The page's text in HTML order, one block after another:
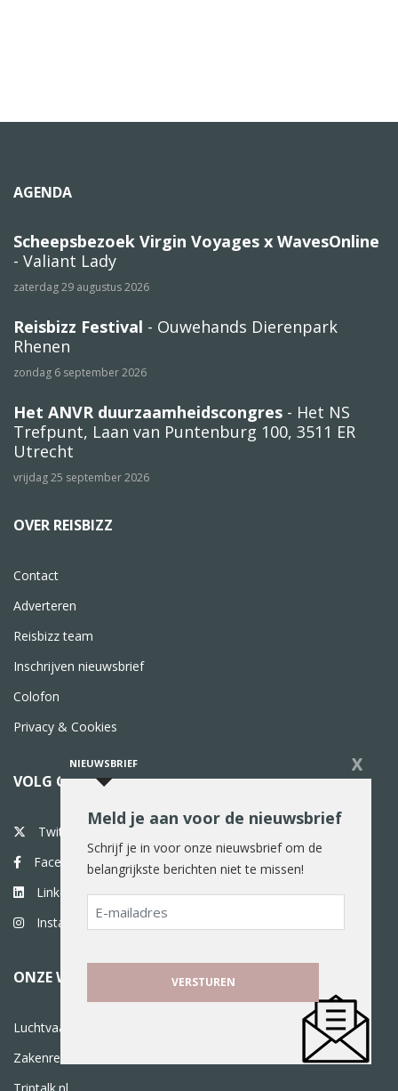
AGENDA
Scheepsbezoek Virgin Voyages x WavesOnline
- Valiant Lady
zaterdag 29 augustus 2026
Reisbizz Festival - Ouwehands Dierenpark
Rhenen
zondag 6 september 2026
Het ANVR duurzaamheidscongres - Het NS
Trefpunt, Laan van Puntenburg 100, 3511 ER
Utrecht
vrijdag 25 september 2026
OVER REISBIZZ
Contact
Adverteren
Reisbizz team
Inschrijven nieuwsbrief
Colofon
Privacy & Cookies
VOLG ONS
Twitter
Facebook
Linkedin
Instagram
ONZE WEBSITES
Luchtvaartnieuws.nl
Zakenreisnieuws.nl
NIEUWSBRIEF X
Meld je aan voor de nieuwsbrief
Schrijf je in voor onze nieuwsbrief om de
belangrijkste berichten niet te missen!
E-
mailadres